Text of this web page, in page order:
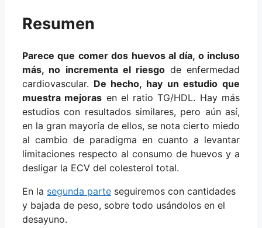
Resumen
Parece que comer dos huevos al día, o incluso
más, no incrementa el riesgo de enfermedad
cardiovascular. De hecho, hay un estudio que
muestra mejoras en el ratio TG/HDL. Hay más
estudios con resultados similares, pero aún así,
en la gran mayoría de ellos, se nota cierto miedo
al cambio de paradigma en cuanto a levantar
limitaciones respecto al consumo de huevos y a
desligar la ECV del colesterol total.
En la segunda parte seguiremos con cantidades
y bajada de peso, sobre todo usándolos en el
desayuno.